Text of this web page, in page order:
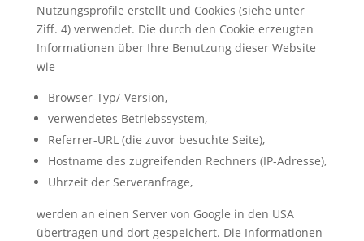
Nutzungsprofile erstellt und Cookies (siehe unter
Ziff. 4) verwendet. Die durch den Cookie erzeugten
Informationen über Ihre Benutzung dieser Website
wie
Browser-Typ/-Version,
verwendetes Betriebssystem,
Referrer-URL (die zuvor besuchte Seite),
Hostname des zugreifenden Rechners (IP-Adresse),
Uhrzeit der Serveranfrage,
werden an einen Server von Google in den USA
übertragen und dort gespeichert. Die Informationen